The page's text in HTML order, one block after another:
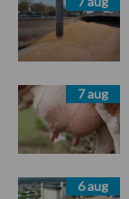
7 aug
6 aug